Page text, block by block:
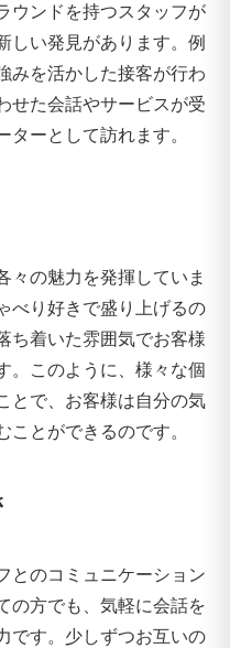
ウンドを持つスタッフが
しい発見があります。例
みを活かした接客が行わ
せた会話やサービスが受
ーとして訪れます。
々の魅力を発揮していま
べり好きで盛り上げるの
ち着いた雰囲気でお客様
。このように、様々な個
とで、お客様は自分の気
とができるのです。
とのコミュニケーション
の方でも、気軽に会話を
です。少しずつお互いの